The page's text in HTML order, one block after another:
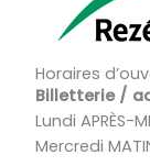
Horaires
Billetterie /
Lundi APRÈS-
Mercredi